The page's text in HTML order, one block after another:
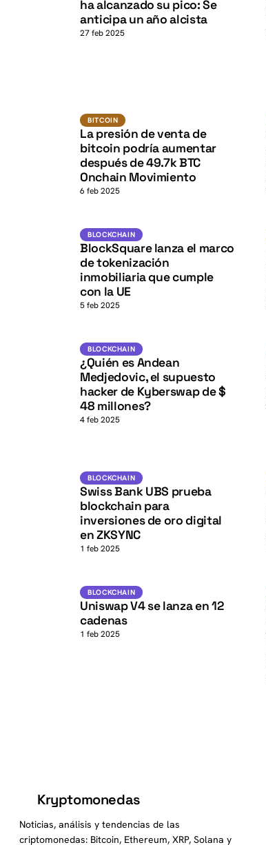
ha alcanzado su pico: Se
anticipa un año alcista
27 feb 2025
BITCOIN BTCK
BITCOIN
La presión de venta de
bitcoin podría aumentar
después de 49.7k BTC
Onchain Movimiento
6 feb 2025
Blockchain
K
BLOCKCHAIN
BlockSquare lanza el marco
de tokenización
inmobiliaria que cumple
con la UE
5 feb 2025
Blockchain
K
BLOCKCHAIN
¿Quién es Andean
Medjedovic, el supuesto
hacker de Kyberswap de $
48 millones?
4 feb 2025
Blockchain
K
BLOCKCHAIN
Swiss Bank UBS prueba
blockchain para
inversiones de oro digital
en ZKSYNC
1 feb 2025
Blockchain
K
BLOCKCHAIN
Uniswap V4 se lanza en 12
cadenas
1 feb 2025
Kryptomonedas
Noticias, análisis y tendencias de las
criptomonedas: Bitcoin, Ethereum, XRP, Solana y